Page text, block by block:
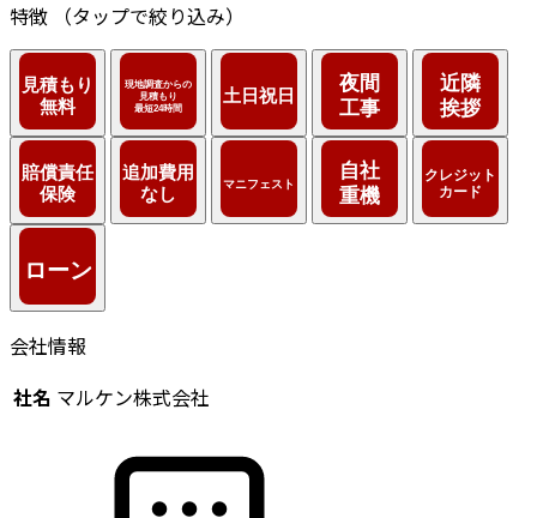
特徴
（タップで絞り込み）
会社情報
社名 マルケン株式会社